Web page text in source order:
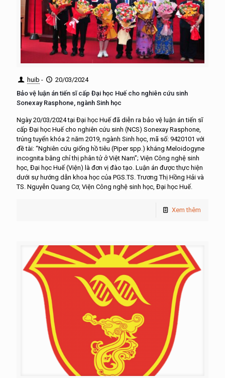
huib -
20/03/2024
Bảo vệ luận án tiến sĩ cấp Đại học Huế cho nghiên cứu sinh
Sonexay Rasphone, ngành Sinh học
Ngày 20/03/2024 tại Đại học Huế đã diễn ra bảo vệ luận án tiến sĩ
cấp Đại học Huế cho nghiên cứu sinh (NCS) Sonexay Rasphone,
trúng tuyển khóa 2 năm 2019, ngành Sinh học, mã số: 9420101 với
đề tài: “Nghiên cứu giống hồ tiêu (Piper spp.) kháng Meloidogyne
incognita bằng chỉ thị phân tử ở Việt Nam”; Viện Công nghệ sinh
học, Đại học Huế (Viện) là đơn vị đào tạo. Luận án được thực hiện
dưới sự hướng dẫn khoa học của PGS.TS. Trương Thị Hồng Hải và
TS. Nguyễn Quang Cơ, Viện Công nghệ sinh học, Đại học Huế.
Xem thêm